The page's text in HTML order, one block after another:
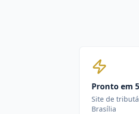
Pronto em
Site de
Brasília